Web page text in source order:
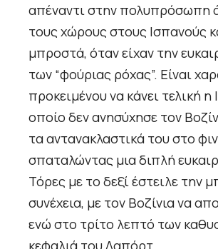
απέναντι στην πολυπρόσωπη
τους χώρους στους Ισπανούς
μπροστά, όταν είχαν την
των “φούριας ρόχας”. Είναι
προκειμένου να κάνει τελική
οποίο δεν ανησύχησε τον
τα αντανακλαστικά του στο
σπαταλώντας μια διπλή
Τόρες με το δεξί έστειλε την
συνέχεια, με τον Βοζίνια να
ενώ στο τρίτο λεπτό των
κεφαλιά του Λαπόρτ.